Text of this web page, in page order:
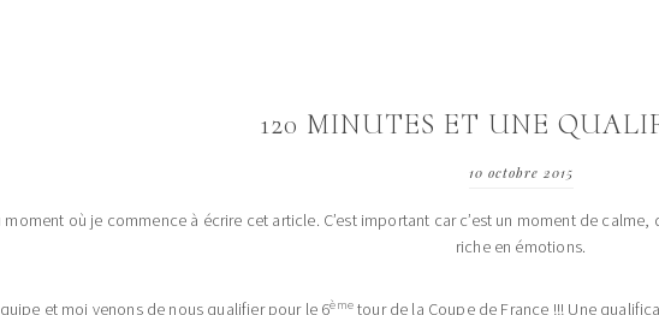
120 MINUTES ET UNE
10 octobre 2015
moment où je commence à écrire cet article. C’est important car c’est un moment de
riche en émotions.
et moi venons de nous qualifier pour le 6èmetour de la Coupe de France !!! Une